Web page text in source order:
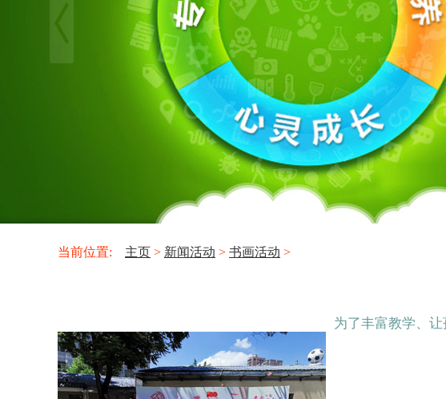
当前位置: 主页 > 新闻活动 > 书画活动 >
为了丰富教学、